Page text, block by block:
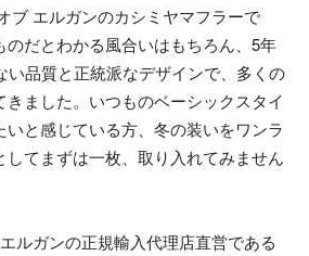
ブ エルガンのカシミヤマフラーで
だとわかる風合いはもちろん、5年
い品質と正統派なデザインで、多くの
ました。いつものベーシックスタイ
いと感じている方、冬の装いをワンラ
してまずは一枚、取り入れてみません
ルガンの正規輸入代理店直営である